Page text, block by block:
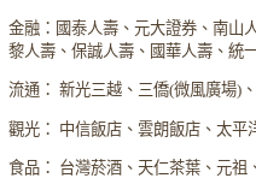
金融：國泰人壽、元大證券、南山
黎人壽、保誠人壽、國華人壽、統
流通： 新光三越、三僑(微風廣場)
觀光： 中信飯店、雲朗飯店、太
食品： 台灣菸酒、天仁茶葉、元